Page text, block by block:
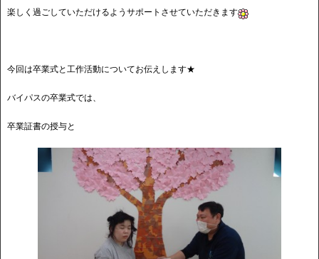
楽しく過ごしていただけるようサポートさせていただきます
今回は卒業式と工作活動についてお伝えします★
バイパスの卒業式では、
卒業証書の授与と